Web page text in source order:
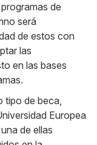
de
será
de estos con
las
en las bases
tipo de beca,
Europea
de ellas